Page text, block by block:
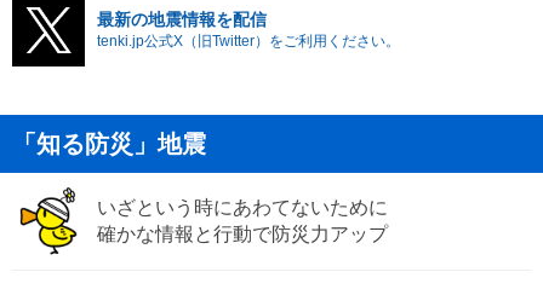
最新の地震情報を配信
tenki.jp公式X（旧Twitter）をご利用ください。
「知る防災」地震
いざという時にあわてないために
確かな情報と行動で防災力アップ